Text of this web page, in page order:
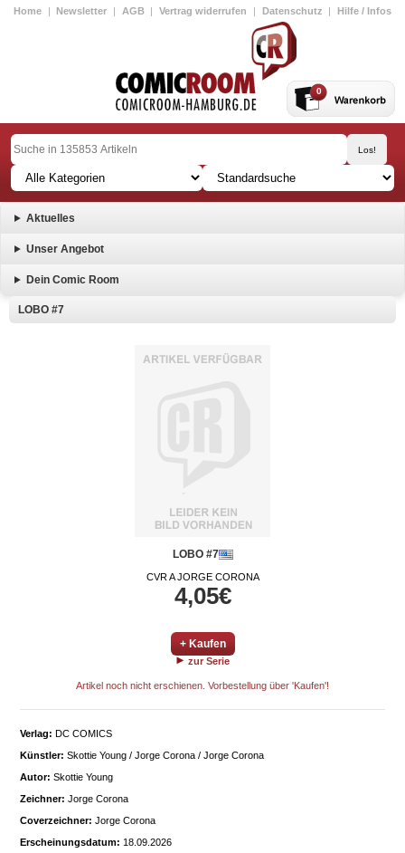
Home | Newsletter | AGB | Vertrag widerrufen | Datenschutz | Hilfe / Infos
0
Aktuelles
Unser Angebot
Dein Comic Room
LOBO #7
LOBO #7
CVR A JORGE CORONA
4,05€
+ Kaufen
zur Serie
Artikel noch nicht erschienen. Vorbestellung über 'Kaufen'!
Verlag: DC COMICS
Künstler: Skottie Young / Jorge Corona / Jorge Corona
Autor: Skottie Young
Zeichner: Jorge Corona
Coverzeichner: Jorge Corona
Erscheinungsdatum: 18.09.2026